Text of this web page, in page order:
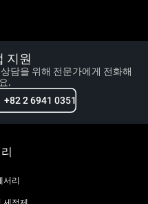
지원
담을 위해 전문가에게 전화해
.
+82 2 6941 0351
서리